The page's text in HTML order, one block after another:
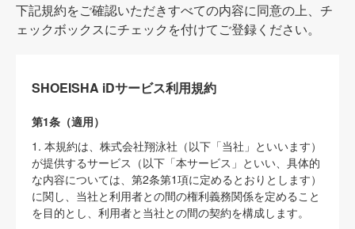
下記規約をご確認いただきすべての内容に同意の上、チ
ェックボックスにチェックを付けてご登録ください。
SHOEISHA iDサービス利用規約
第1条（適用）
1. 本規約は、株式会社翔泳社（以下「当社」といいます）
が提供するサービス（以下「本サービス」といい、具体的
な内容については、第2条第1項に定めるとおりとします）
に関し、当社と利用者との間の権利義務関係を定めること
を目的とし、利用者と当社との間の契約を構成します。